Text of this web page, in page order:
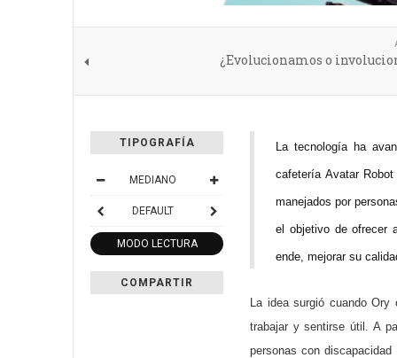
¿Evolucionamos o
TIPOGRAFÍA
MEDIANO
DEFAULT
MODO LECTURA
COMPARTIR
La tecnología ha
cafetería Avatar
manejados por
el objetivo de ofrecer
ende, mejorar su
La idea surgió cuando
trabajar y sentirse útil. A
personas con